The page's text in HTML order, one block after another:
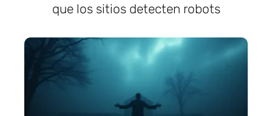
que los sitios detecten robots